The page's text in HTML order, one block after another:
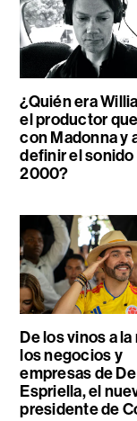
¿Quién era
el productor
con Madonna y
definir el sonido
2000?
De los vinos a
los negocios y
empresas de
Espriella, el
presidente de